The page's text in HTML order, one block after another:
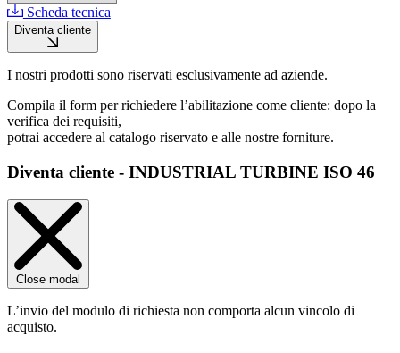
Scheda tecnica
Diventa cliente
I nostri prodotti sono riservati esclusivamente ad aziende.
Compila il form per richiedere l’abilitazione come cliente: dopo la
verifica dei requisiti,
potrai accedere al catalogo riservato e alle nostre forniture.
Diventa cliente - INDUSTRIAL TURBINE ISO 46
Close modal
L’invio del modulo di richiesta non comporta alcun vincolo di
acquisto.